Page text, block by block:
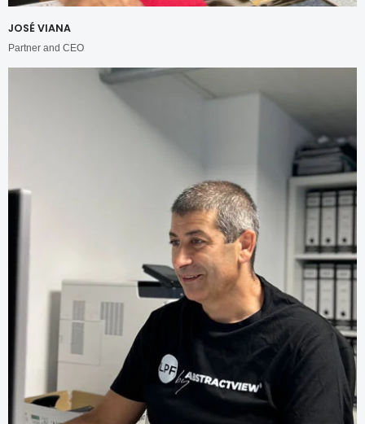
JOSÉ VIANA
Partner and CEO